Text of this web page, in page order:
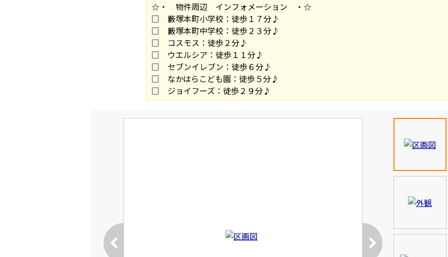
☆・ 物件周辺 インフォメーション ・☆
□ 藪塚本町小学校：徒歩１７分♪
□ 藪塚本町中学校：徒歩２３分♪
□ コスモス：徒歩２分♪
□ ウエルシア：徒歩１１分♪
□ セブンイレブン：徒歩６分♪
□ なかはらこども園：徒歩５分♪
□ ジョイフーズ：徒歩２９分♪